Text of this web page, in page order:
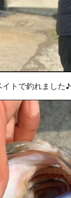
トで釣れました♪